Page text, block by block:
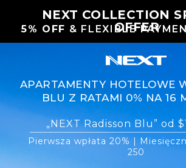
5% OFF & FLEXIBLE
NEXT COLLECTION
OFFER
Pierwsza wpłata 20% |
250
„NEXT Radisson Blu” od
APARTAMENTY HOTELOWE
BLU Z RATAMI 0% NA 16